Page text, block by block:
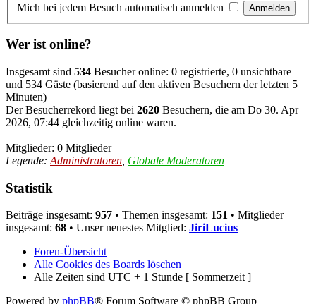
Mich bei jedem Besuch automatisch anmelden
Wer ist online?
Insgesamt sind 534 Besucher online: 0 registrierte, 0 unsichtbare
und 534 Gäste (basierend auf den aktiven Besuchern der letzten 5
Minuten)
Der Besucherrekord liegt bei 2620 Besuchern, die am Do 30. Apr
2026, 07:44 gleichzeitig online waren.
Mitglieder: 0 Mitglieder
Legende: Administratoren Globale Moderatoren
Statistik
Beiträge insgesamt: 957 • Themen insgesamt: 151 • Mitglieder
insgesamt: 68 • Unser neuestes Mitglied: JiriLucius
Foren-Übersicht
Alle Cookies des Boards löschen
Alle Zeiten sind UTC + 1 Stunde [ Sommerzeit ]
Powered by phpBB® Forum Software © phpBB Group